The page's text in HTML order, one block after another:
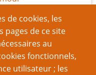
de cookies, les
pages de ce site
au
fonctionnels,
utilisateur ; les
scénario